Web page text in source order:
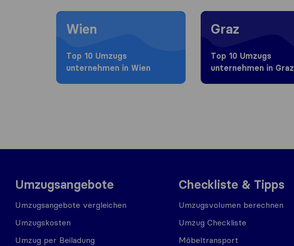
Moving to Wien
Wien
Top 10 Umzugs​
unternehmen in Wien
Moving to Graz
Graz
Top 10 Umzugs​
unternehmen in Graz
Umzugsangebote
Umzugsangebote vergleichen
Umzugskosten
Umzug per Beiladung
Checkliste & Tipps
Umzugsvolumen berechnen
Umzug Checkliste
Möbeltransport